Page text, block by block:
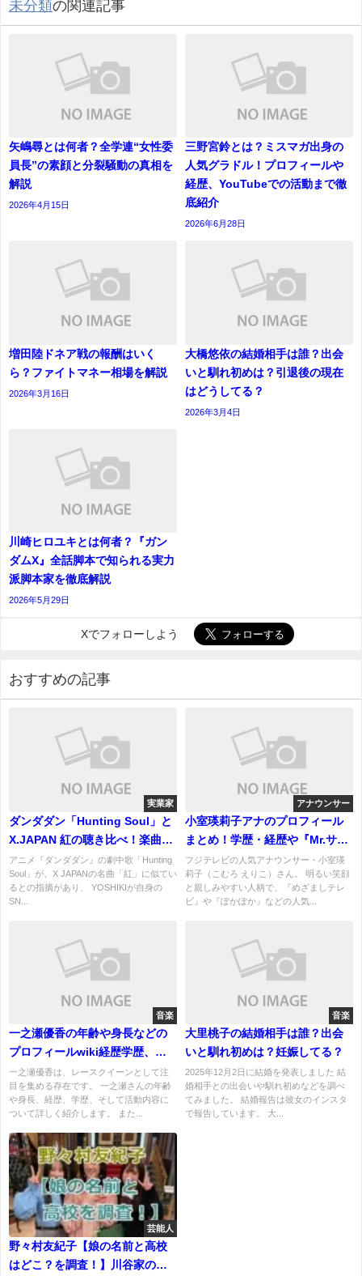
未分類の関連記事
矢嶋尋とは何者？全学連“女性委
員長”の素顔と分裂騒動の真相を
解説
2026年4月15日
三野宮鈴とは？ミスマガ出身の
人気グラドル！プロフィールや
経歴、YouTubeでの活動まで徹
底紹介
2026年6月28日
増田陸ドネア戦の報酬はいく
ら？ファイトマネー相場を解説
2026年3月16日
大橋悠依の結婚相手は誰？出会
いと馴れ初めは？引退後の現在
はどうしてる？
2026年3月4日
川崎ヒロユキとは何者？『ガン
ダムX』全話脚本で知られる実力
派脚本家を徹底解説
2026年5月29日
Xでフォローしよう
おすすめの記事
実業家
ダンダダン「Hunting Soul」と
X.JAPAN 紅の聴き比べ！楽曲騒
動を謝罪！
アニメ『ダンダダン』の劇中歌「Hunting
Soul」が、X JAPANの名曲「紅」に似てい
るとの指摘があり、 YOSHIKIが自身の
SN...
アナウンサー
小室瑛莉子アナのプロフィール
まとめ！学歴・経歴や『Mr.サン
デー』抜擢までを徹底紹介
フジテレビの人気アナウンサー・小室瑛
莉子（こむろ えりこ）さん。 明るい笑顔
と親しみやすい人柄で、『めざましテレ
ビ』や『ぽかぽか』などの人気...
音楽
一之瀬優香の年齢や身長などの
プロフィールwiki経歴学歴、活
動内容は？彼氏はいる？
一之瀬優香は、レースクイーンとして注
目を集める存在です。 一之瀬さんの年齢
や身長、経歴、学歴、そして活動内容に
ついて詳しく紹介します。 また...
音楽
大里桃子の結婚相手は誰？出会
いと馴れ初めは？妊娠してる？
2025年12月2日に結婚を発表しました 結
婚相手との出会いや馴れ初めなどを調べ
てみました。 結婚報告は彼女のインスタ
で報告しています。 大...
芸能人
野々村友紀子【娘の名前と高校
はどこ？を調査！】川谷家のテ